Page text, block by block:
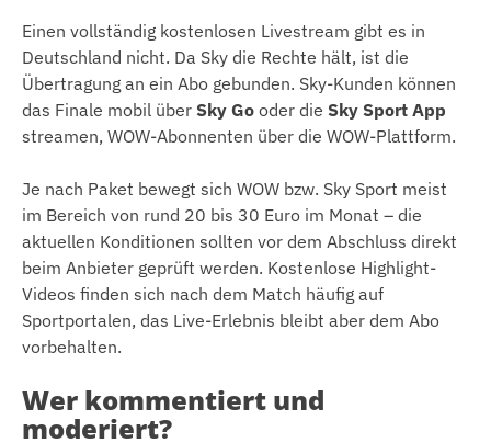
Einen vollständig kostenlosen Livestream gibt es in
Deutschland nicht. Da Sky die Rechte hält, ist die
Übertragung an ein Abo gebunden. Sky-Kunden können
das Finale mobil über Sky Go oder die Sky Sport App
streamen, WOW-Abonnenten über die WOW-Plattform.
Je nach Paket bewegt sich WOW bzw. Sky Sport meist
im Bereich von rund 20 bis 30 Euro im Monat – die
aktuellen Konditionen sollten vor dem Abschluss direkt
beim Anbieter geprüft werden. Kostenlose Highlight-
Videos finden sich nach dem Match häufig auf
Sportportalen, das Live-Erlebnis bleibt aber dem Abo
vorbehalten.
Wer kommentiert und
moderiert?